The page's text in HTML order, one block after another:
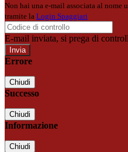
Non hai una e-mail associata al nome
tramite la Login Spaggiari
E-mail inviata, si prega di
Errore
Chiudi
Successo
Chiudi
Informazione
Chiudi